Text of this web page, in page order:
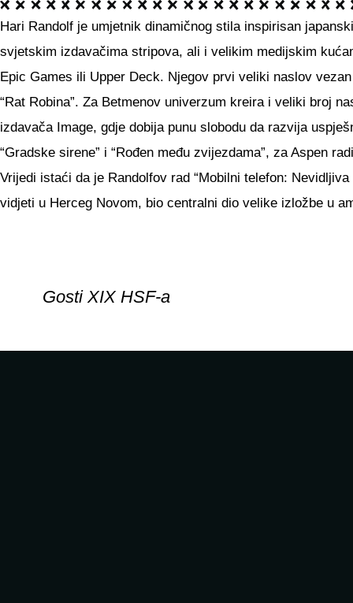
Hari Randolf je umjetnik dinamičnog stila inspirisan
svjetskim izdavačima stripova, ali i velikim medijskim
Epic Games ili Upper Deck. Njegov prvi veliki naslov
“Rat Robina”. Za Betmenov univerzum kreira i veliki broj
izdavača Image, gdje dobija punu slobodu da razvija
“Gradske sirene” i “Rođen među zvijezdama”, za Aspen
Vrijedi istaći da je Randolfov rad “Mobilni telefon:
vidjeti u Herceg Novom, bio centralni dio velike izložbe u
Gosti XIX HSF-a